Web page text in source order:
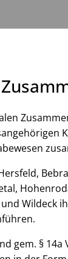
und
gem. § 14a